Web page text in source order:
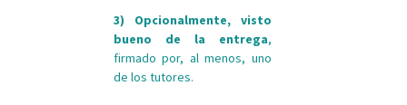
3) Opcionalmente, visto
bueno de la entrega,
firmado por, al menos, uno
de los tutores.